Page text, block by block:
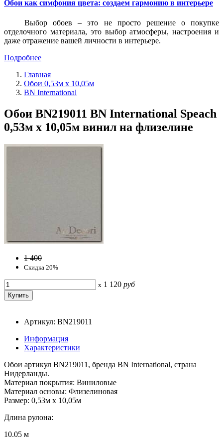
Обои как симфония цвета: создаем гармонию в интерьере
Выбор обоев – это не просто решение о покупке
отделочного материала, это выбор атмосферы, настроения и
даже отражение вашей личности в интерьере.
Подробнее
Главная
Обои 0,53м x 10,05м
BN International
Обои BN219011 BN International Speach
0,53м x 10,05м винил на флизелине
1 400
Скидка 20%
x 1 120 руб
Артикул: BN219011
Информация
Характеристики
Обои артикул BN219011, бренда BN International, страна
Нидерланды.
Материал покрытия: Виниловые
Материал основы: Флизелиновая
Размер: 0,53м x 10,05м
Длина рулона:
10.05 м